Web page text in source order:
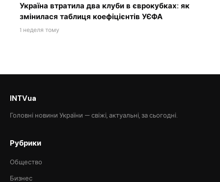
Україна втратила два клуби в єврокубках: як
змінилася таблиця коефіцієнтів УЄФА
1 неделя тому
INTVua
Головні новини України — свіжі, актуальні, за сьогодні.
Рубрики
Общество
Бизнес